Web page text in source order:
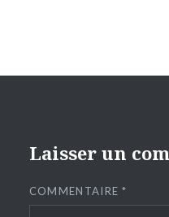
Laisser un
COMMENTAIRE*